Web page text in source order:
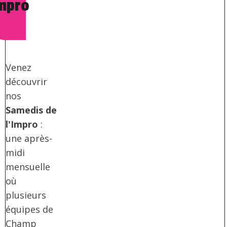
Venez
découvrir
nos
Samedis de
l'Impro :
une après-
midi
mensuelle
où
plusieurs
équipes de
Champ